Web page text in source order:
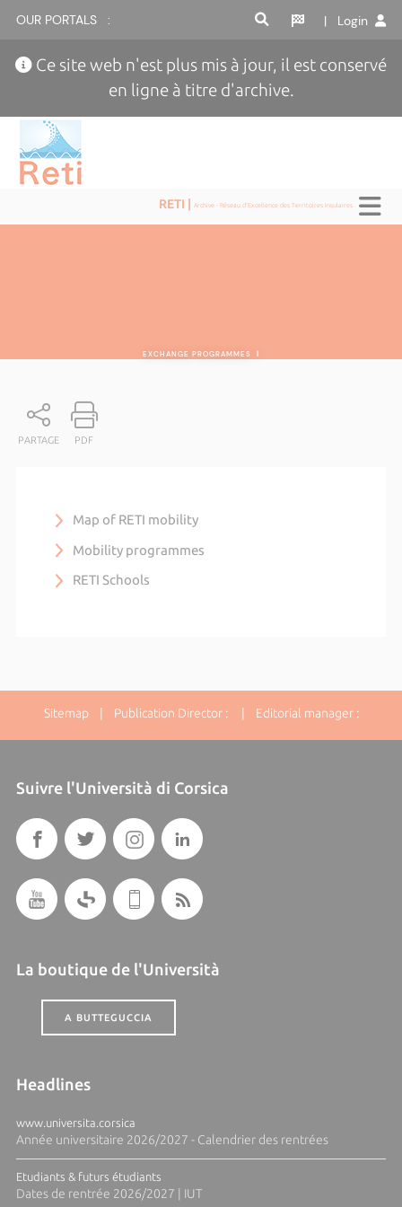
OUR PORTALS : | Login
Ce site web n'est plus mis à jour, il est conservé
en ligne à titre d'archive.
RETI |Archive - Réseau d'Excellence des Territoires Insulaires
EXCHANGE PROGRAMMES |
PARTAGE PDF
Map of RETI mobility
Mobility programmes
RETI Schools
Sitemap| Publication Director : | Editorial manager :
Suivre l'Università di Corsica
La boutique de l'Università
A BUTTEGUCCIA
Headlines
www.universita.corsica
Année universitaire 2026/2027 - Calendrier des rentrées
Etudiants & futurs étudiants
Dates de rentrée 2026/2027 | IUT